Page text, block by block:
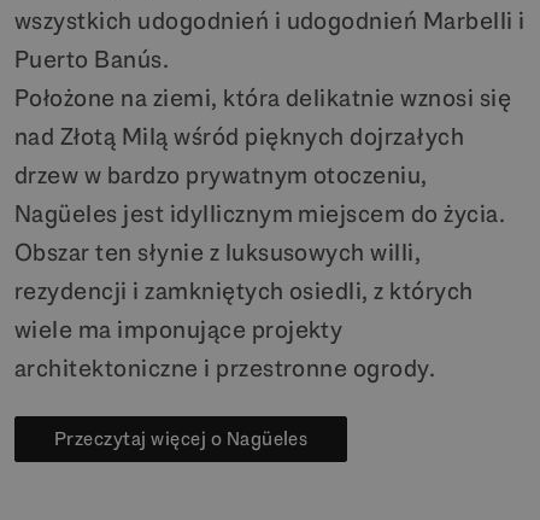
wszystkich udogodnień i udogodnień Marbelli i
Puerto Banús.
Położone na ziemi, która delikatnie wznosi się
nad Złotą Milą wśród pięknych dojrzałych
drzew w bardzo prywatnym otoczeniu,
Nagüeles jest idyllicznym miejscem do życia.
Obszar ten słynie z luksusowych willi,
rezydencji i zamkniętych osiedli, z których
wiele ma imponujące projekty
architektoniczne i przestronne ogrody.
Przeczytaj więcej o Nagüeles